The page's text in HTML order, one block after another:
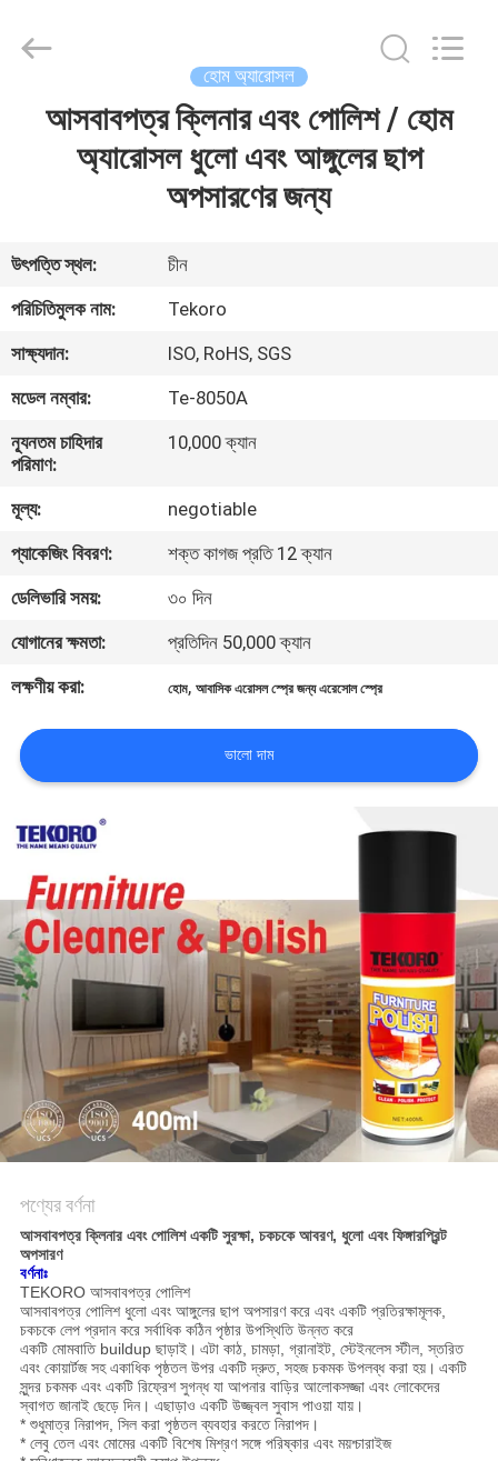
আমাদের
সম্পর্কে
কারখানা
পরিদর্শন
নিয়ন্ত্রণ
আমাদের
সাথে
যোগাযোগ
খবর
একটি
উদ্ধৃতি
অনুরোধ
করুন
সাইট
ম্যাপ
গোপনীয়তা
নীতি
INDUSTRY
Reserved.
হোম অ্যারোসল
আসবাবপত্র ক্লিনার এবং পোলিশ / হোম
অ্যারোসল ধুলো এবং আঙ্গুলের ছাপ
অপসারণের জন্য
উৎপত্তি স্থল:
চীন
পরিচিতিমুলক নাম:
Tekoro
সাক্ষ্যদান:
ISO, RoHS, SGS
মডেল নম্বার:
Te-8050A
ন্যূনতম চাহিদার
পরিমাণ:
10,000 ক্যান
মূল্য:
negotiable
প্যাকেজিং বিবরণ:
শক্ত কাগজ প্রতি 12 ক্যান
ডেলিভারি সময়:
৩০ দিন
যোগানের ক্ষমতা:
প্রতিদিন 50,000 ক্যান
লক্ষণীয় করা:
হোম,আবাসিক এরোসল স্প্রে জন্য এরেসোল স্প্রে
ভালো দাম
পণ্যের বর্ণনা
আসবাবপত্র ক্লিনার এবং পোলিশ একটি সুরক্ষা, চকচকে আবরণ, ধুলো এবং ফিঙ্গারপ্রিন্ট
অপসারণ
বর্ণনাঃ
TEKORO আসবাবপত্র পোলিশ
আসবাবপত্র পোলিশ ধুলো এবং আঙ্গুলের ছাপ অপসারণ করে এবং একটি প্রতিরক্ষামূলক,
চকচকে লেপ প্রদান করে সর্বাধিক কঠিন পৃষ্ঠার উপস্থিতি উন্নত করে
একটি মোমবাতি buildup ছাড়াই। এটা কাঠ, চামড়া, গ্রানাইট, স্টেইনলেস স্টীল, স্তরিত
এবং কোয়ার্টজ সহ একাধিক পৃষ্ঠতল উপর একটি দ্রুত, সহজ চকমক উপলব্ধ করা হয়। একটি
সুন্দর চকমক এবং একটি রিফ্রেশ সুগন্ধ যা আপনার বাড়ির আলোকসজ্জা এবং লোকেদের
স্বাগত জানাই ছেড়ে দিন। এছাড়াও একটি উজ্জ্বল সুবাস পাওয়া যায়।
* শুধুমাত্র নিরাপদ, সিল করা পৃষ্ঠতল ব্যবহার করতে নিরাপদ।
* লেবু তেল এবং মোমের একটি বিশেষ মিশ্রণ সঙ্গে পরিষ্কার এবং ময়শ্চারাইজ